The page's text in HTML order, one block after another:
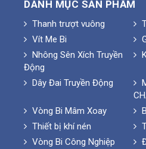
DANH MỤC SẢN PHẨM
Thanh trượt vuông
Vít Me Bi
Nhông Sên Xích Truyền
Động
Dây Đai Truyền Động
Vòng Bi Mâm Xoay
Thiết bị khí nén
Vòng Bi Công Nghiệp